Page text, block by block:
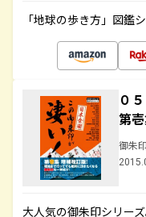
「地球の歩き方」図鑑
０
第
御朱印
大人気の御朱印シリー